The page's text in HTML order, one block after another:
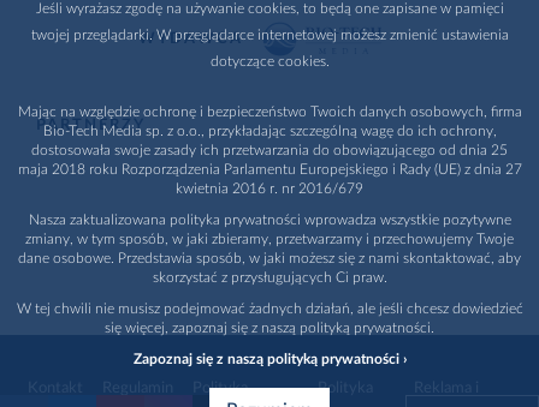
WYDAWCA
PARTNERZY
Polityka Polityka
Jeśli wyrażasz zgodę na używanie cookies, to będą one zapisane w pamięci
twojej przeglądarki. W przeglądarce internetowej możesz zmienić ustawienia
dotyczące cookies.
Mając na względzie ochronę i bezpieczeństwo Twoich danych osobowych, firma
Bio-Tech Media sp. z o.o., przykładając szczególną wagę do ich ochrony,
dostosowała swoje zasady ich przetwarzania do obowiązującego od dnia 25
maja 2018 roku Rozporządzenia Parlamentu Europejskiego i Rady (UE) z dnia 27
kwietnia 2016 r. nr 2016/679
Nasza zaktualizowana polityka prywatności wprowadza wszystkie pozytywne
zmiany, w tym sposób, w jaki zbieramy, przetwarzamy i przechowujemy Twoje
dane osobowe. Przedstawia sposób, w jaki możesz się z nami skontaktować, aby
skorzystać z przysługujących Ci praw.
W tej chwili nie musisz podejmować żadnych działań, ale jeśli chcesz dowiedzieć
się więcej, zapoznaj się z naszą polityką prywatności.
Zapoznaj się z naszą polityką prywatności ›